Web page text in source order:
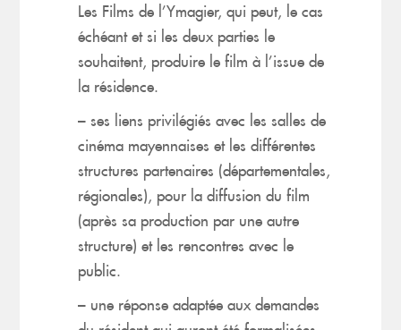
Les Films de l’Ymagier, qui peut, le cas
échéant et si les deux parties le
souhaitent, produire le film à l’issue de
la résidence.
– ses liens privilégiés avec les salles de
cinéma mayennaises et les différentes
structures partenaires (départementales,
régionales), pour la diffusion du film
(après sa production par une autre
structure) et les rencontres avec le
public.
– une réponse adaptée aux demandes